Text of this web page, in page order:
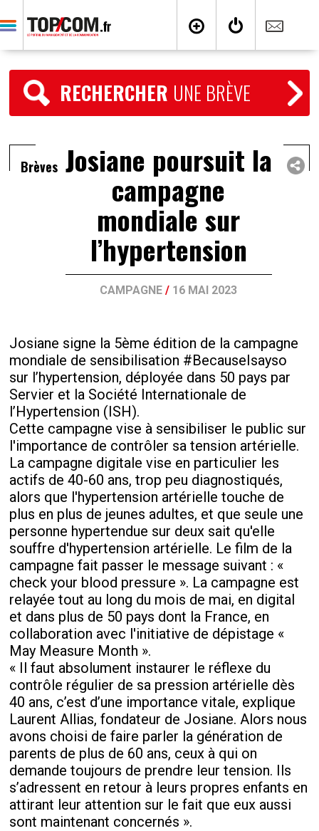
RECHERCHER UNE BRÈVE
Brèves Josiane poursuit la
campagne
mondiale sur
l’hypertension
CAMPAGNE / 16 MAI 2023
Josiane signe la 5ème édition de la campagne
mondiale de sensibilisation #BecauseIsayso
sur l’hypertension, déployée dans 50 pays par
Servier et la Société Internationale de
l’Hypertension (ISH).
Cette campagne vise à sensibiliser le public sur
l'importance de contrôler sa tension artérielle.
La campagne digitale vise en particulier les
actifs de 40-60 ans, trop peu diagnostiqués,
alors que l'hypertension artérielle touche de
plus en plus de jeunes adultes, et que seule une
personne hypertendue sur deux sait qu'elle
souffre d'hypertension artérielle. Le film de la
campagne fait passer le message suivant : «
check your blood pressure ». La campagne est
relayée tout au long du mois de mai, en digital
et dans plus de 50 pays dont la France, en
collaboration avec l'initiative de dépistage «
May Measure Month ».
« Il faut absolument instaurer le réflexe du
contrôle régulier de sa pression artérielle dès
40 ans, c’est d’une importance vitale, explique
Laurent Allias, fondateur de Josiane. Alors nous
avons choisi de faire parler la génération de
parents de plus de 60 ans, ceux à qui on
demande toujours de prendre leur tension. Ils
s’adressent en retour à leurs propres enfants en
attirant leur attention sur le fait que eux aussi
sont maintenant concernés ».